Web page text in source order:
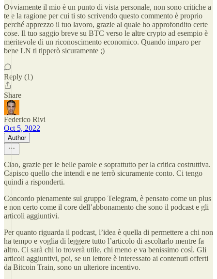
Ovviamente il mio è un punto di vista personale, non sono critiche a
te e la ragione per cui ti sto scrivendo questo commento è proprio
perché apprezzo il tuo lavoro, grazie al quale ho approfondito certe
cose. Il tuo saggio breve su BTC verso le altre crypto ad esempio è
meritevole di un riconoscimento economico. Quando imparo per
bene LN ti tipperò sicuramente ;)
Reply (1)
Share
Federico Rivi
Oct 5, 2022
Author
Ciao, grazie per le belle parole e soprattutto per la critica costruttiva.
Capisco quello che intendi e ne terrò sicuramente conto. Ci tengo
quindi a risponderti.
Concordo pienamente sul gruppo Telegram, è pensato come un plus
e non certo come il core dell’abbonamento che sono il podcast e gli
articoli aggiuntivi.
Per quanto riguarda il podcast, l’idea è quella di permettere a chi non
ha tempo e voglia di leggere tutto l’articolo di ascoltarlo mentre fa
altro. Ci sarà chi lo troverà utile, chi meno e va benissimo così. Gli
articoli aggiuntivi, poi, se un lettore è interessato ai contenuti offerti
da Bitcoin Train, sono un ulteriore incentivo.